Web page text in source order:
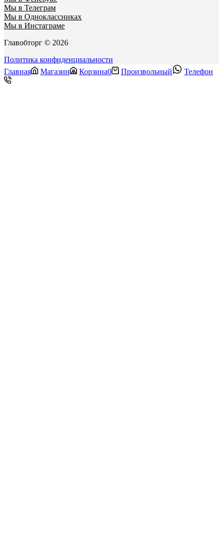
Мы в Телеграм
Мы в Одноклассниках
Мы в Инстаграме
Главобторг © 2026
Политика конфиденциальности
Главная
Магазин Корзина0 Произвольный Телефон